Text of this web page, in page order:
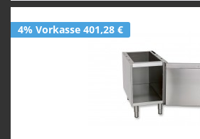
4% Vorkasse 401,28 €